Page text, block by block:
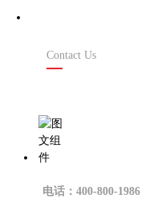
Contact Us
电话：400-800-1986